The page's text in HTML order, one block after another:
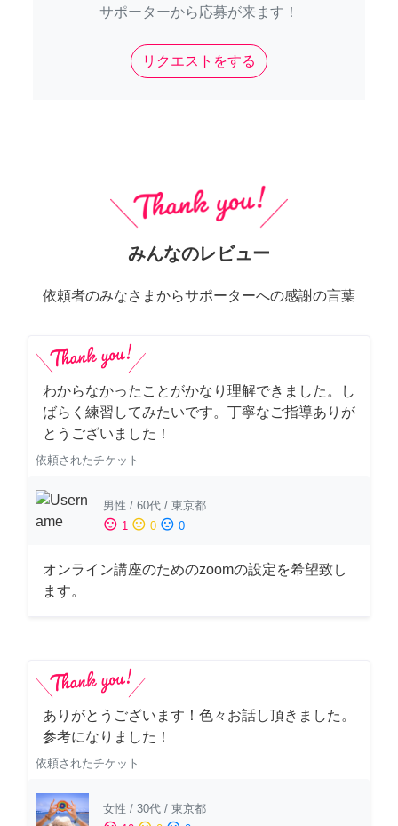
サポーターから応募が来ます！
リクエストをする
みんなのレビュー
依頼者のみなさまからサポーターへの感謝の言葉
わからなかったことがかなり理解できました。し
ばらく練習してみたいです。丁寧なご指導ありが
とうございました！
依頼されたチケット
男性 / 60代 / 東京都
sentiment_satisfied 1 sentiment_neutral 0 sentiment_dissatisfied 0
オンライン講座のためのzoomの設定を希望致し
ます。
ありがとうございます！色々お話し頂きました。
参考になりました！
依頼されたチケット
女性 / 30代 / 東京都